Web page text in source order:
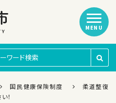
MENU
国民健康保険制度
柔道整復
！